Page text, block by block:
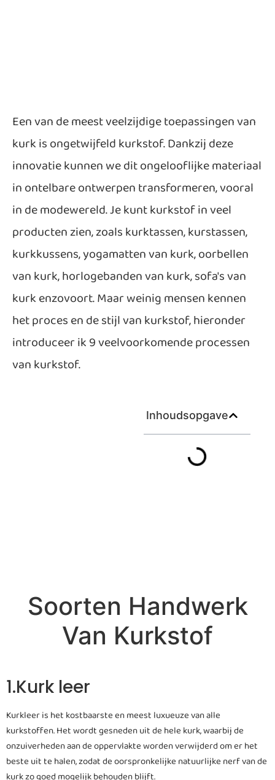
Een van de meest veelzijdige toepassingen van
kurk is ongetwijfeld kurkstof. Dankzij deze
innovatie kunnen we dit ongelooflijke materiaal
in ontelbare ontwerpen transformeren, vooral
in de modewereld. Je kunt kurkstof in veel
producten zien, zoals kurktassen, kurstassen,
kurkkussens, yogamatten van kurk, oorbellen
van kurk, horlogebanden van kurk, sofa's van
kurk enzovoort. Maar weinig mensen kennen
het proces en de stijl van kurkstof, hieronder
introduceer ik 9 veelvoorkomende processen
van kurkstof.
Inhoudsopgave
Soorten Handwerk
Van Kurkstof
1.Kurk leer
Kurkleer is het kostbaarste en meest luxueuze van alle
kurkstoffen. Het wordt gesneden uit de hele kurk, waarbij de
onzuiverheden aan de oppervlakte worden verwijderd om er het
beste uit te halen, zodat de oorspronkelijke natuurlijke nerf van de
kurk zo goed mogelijk behouden blijft.